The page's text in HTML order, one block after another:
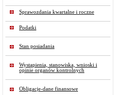
Sprawozdania kwartalne i roczne
Podatki
Stan posiadania
Wystąpienia, stanowiska, wnioski i
opinie organów kontrolnych
Obligacje-dane finansowe